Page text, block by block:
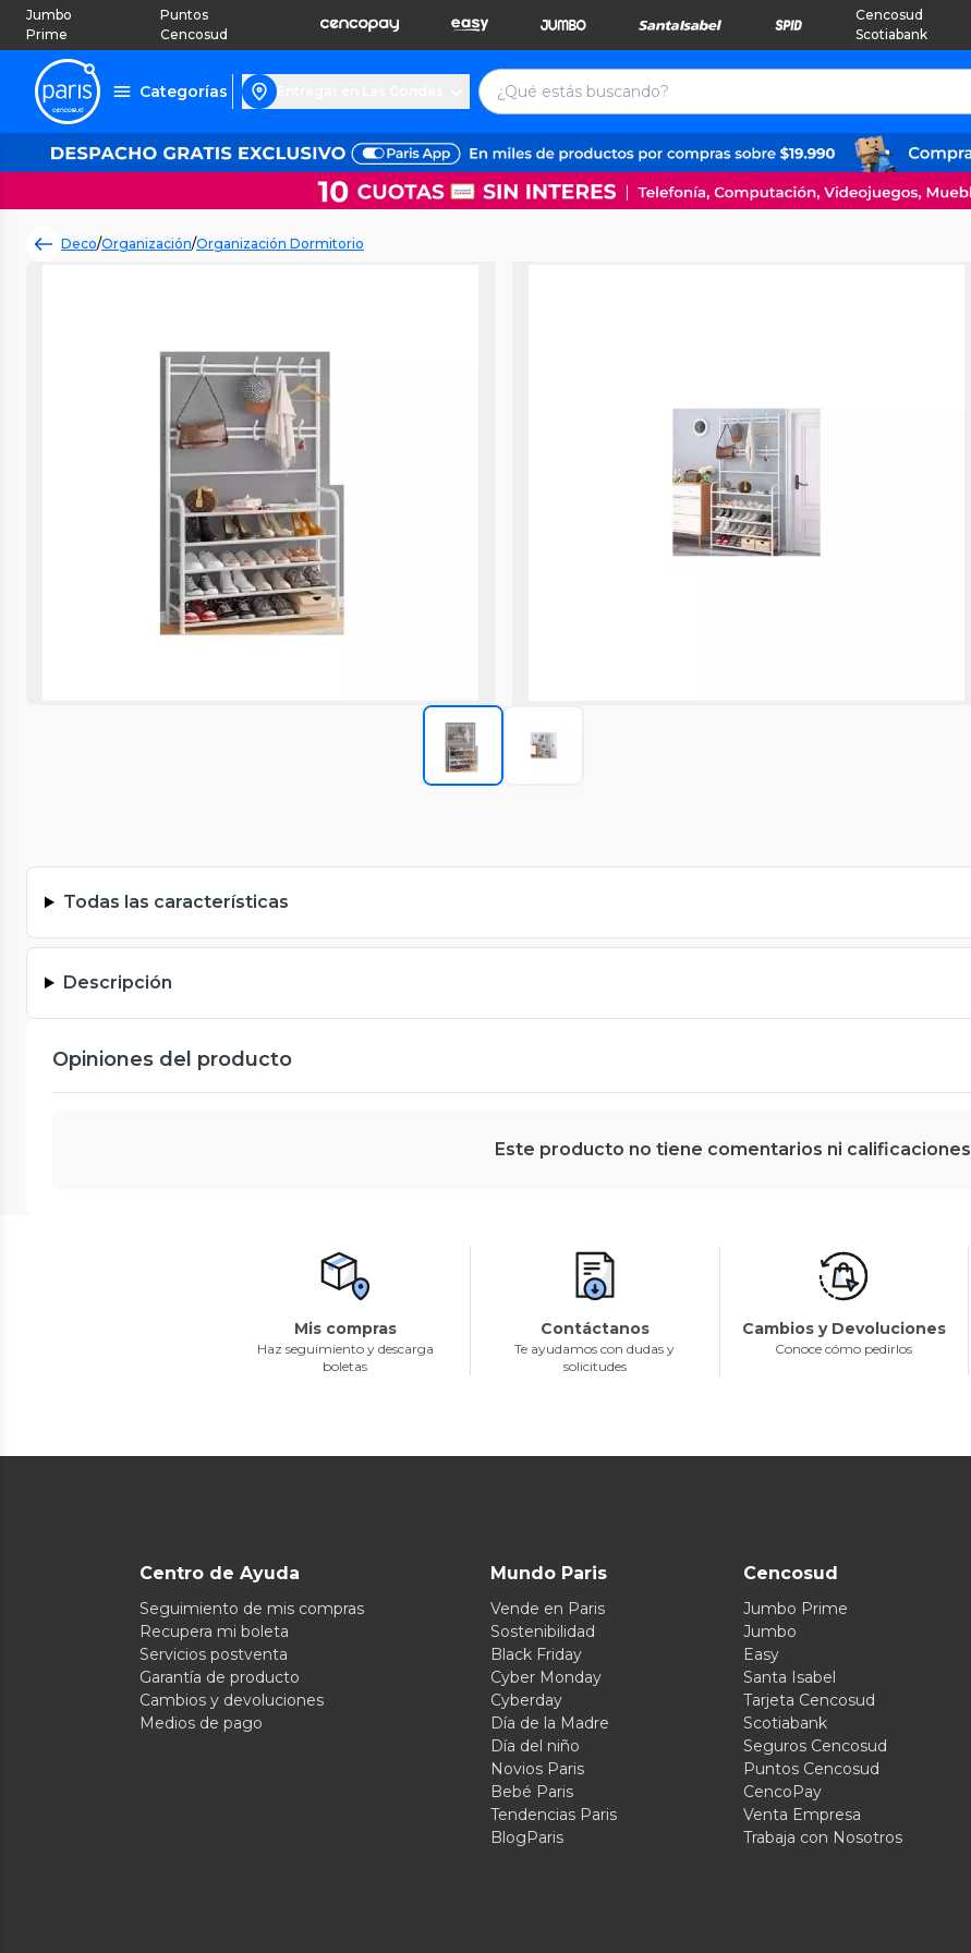
Jumbo
Prime
Puntos
Cencosud
Cencosud
Scotiabank
Categorías
Deco/Organización/Organización Dormitorio
Todas las características
Descripción
Opiniones del producto
Este producto no tiene comentarios ni calificaciones
Mis compras
Haz seguimiento y descarga
boletas
Contáctanos
Te ayudamos con dudas y
solicitudes
Cambios y Devoluciones
Conoce cómo pedirlos
Centro de Ayuda
Seguimiento de mis compras
Recupera mi boleta
Servicios postventa
Garantía de producto
Cambios y devoluciones
Medios de pago
Mundo Paris
Vende en Paris
Sostenibilidad
Black Friday
Cyber Monday
Cyberday
Día de la Madre
Día del niño
Novios Paris
Bebé Paris
Tendencias Paris
BlogParis
Cencosud
Jumbo Prime
Jumbo
Easy
Santa Isabel
Tarjeta Cencosud
Scotiabank
Seguros Cencosud
Puntos Cencosud
CencoPay
Venta Empresa
Trabaja con Nosotros